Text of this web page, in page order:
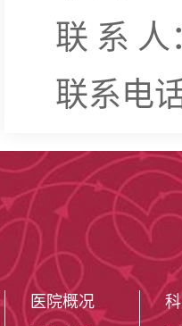
联 系 人
联系电
医院概况